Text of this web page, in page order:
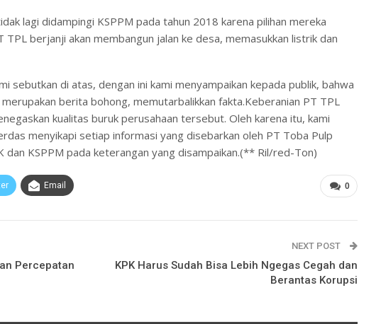
lagi didampingi KSPPM pada tahun 2018 karena pilihan mereka
berjanji akan membangun jalan ke desa, memasukkan listrik dan
sebutkan di atas, dengan ini kami menyampaikan kepada publik, bahwa
berita bohong, memutarbalikkan fakta.Keberanian PT TPL
kualitas buruk perusahaan tersebut. Oleh karena itu, kami
menyikapi setiap informasi yang disebarkan oleh PT Toba Pulp
dan KSPPM pada keterangan yang disampaikan.(** Ril/red-Ton)
0
Email
Percepatan
NEXT POST
KPK Harus Sudah Bisa Lebih Ngegas Cegah dan
Berantas Korupsi